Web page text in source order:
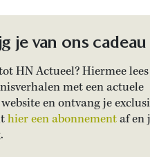
je van ons cadeau
HN Actueel? Hiermee
met een actuele
en ontvang je
hier een abonnementaf en